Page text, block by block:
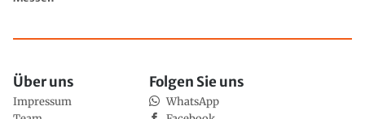
Über uns
Impressum
Folgen Sie uns
WhatsApp